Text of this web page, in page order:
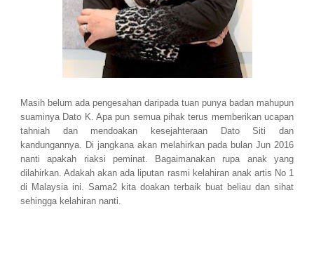
Masih belum ada pengesahan daripada tuan punya badan mahupun
suaminya Dato K. Apa pun semua pihak terus memberikan ucapan
tahniah dan mendoakan kesejahteraan Dato Siti dan
kandungannya. Di jangkana akan melahirkan pada bulan Jun 2016
nanti apakah riaksi peminat. Bagaimanakan rupa anak yang
dilahirkan. Adakah akan ada liputan rasmi kelahiran anak artis No 1
di Malaysia ini. Sama2 kita doakan terbaik buat beliau dan sihat
sehingga kelahiran nanti.